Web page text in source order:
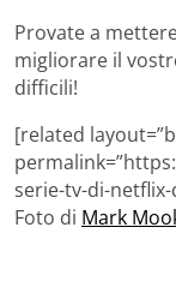
Provate a
migliorare il
difficili!
[related
serie-tv-di-
Foto di Mark